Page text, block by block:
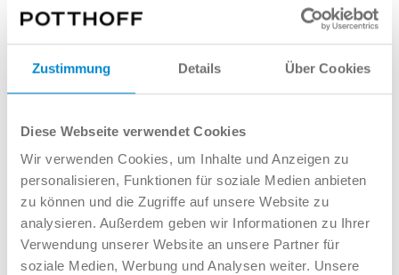
Zustimmung Details Über Cookies
Diese Webseite verwendet Cookies
Wir verwenden Cookies, um Inhalte und Anzeigen zu
personalisieren, Funktionen für soziale Medien anbieten
zu können und die Zugriffe auf unsere Website zu
analysieren. Außerdem geben wir Informationen zu Ihrer
Verwendung unserer Website an unsere Partner für
soziale Medien, Werbung und Analysen weiter. Unsere
Lars Linkamp
Verkauf GW
02381 7998-522
llinkamp@potthoff.de